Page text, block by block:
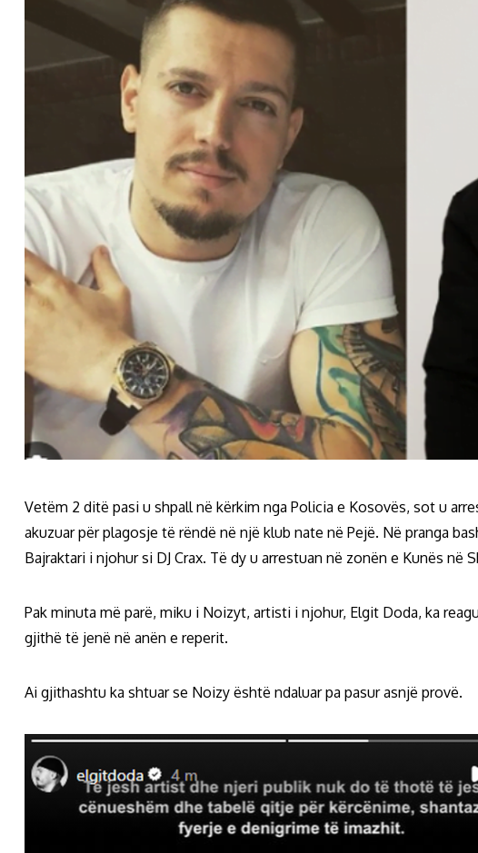
Vetëm 2 ditë pasi u shpall në kërkim nga Policia e Kosovës, sot u
akuzuar për plagosje të rëndë në një klub nate në Pejë. Në pranga
Bajraktari i njohur si DJ Crax. Të dy u arrestuan në zonën e Kunës në
Pak minuta më parë, miku i Noizyt, artisti i njohur, Elgit Doda, ka
gjithë të jenë në anën e reperit.
Ai gjithashtu ka shtuar se Noizy është ndaluar pa pasur asnjë provë.